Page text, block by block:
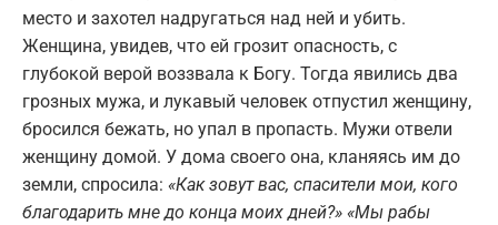
место и захотел надругаться над ней и убить.
Женщина, увидев, что ей грозит опасность, с
глубокой верой воззвала к Богу. Тогда явились два
грозных мужа, и лукавый человек отпустил женщину,
бросился бежать, но упал в пропасть. Мужи отвели
женщину домой. У дома своего она, кланяясь им до
земли, спросила: «Как зовут вас, спасители мои, кого
благодарить мне до конца моих дней?» «Мы рабы